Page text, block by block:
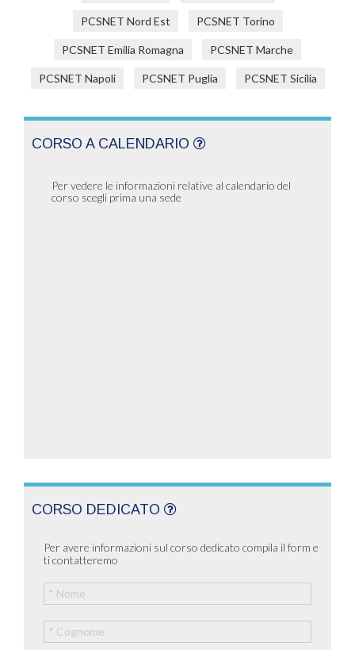
PCSNET Nord Est PCSNET Torino
PCSNET Emilia Romagna PCSNET Marche
PCSNET Napoli PCSNET Puglia PCSNET Sicilia
CORSO A CALENDARIO
Per vedere le informazioni relative al calendario del
corso scegli prima una sede
CORSO DEDICATO
Per avere informazioni sul corso dedicato compila il form e
ti contatteremo